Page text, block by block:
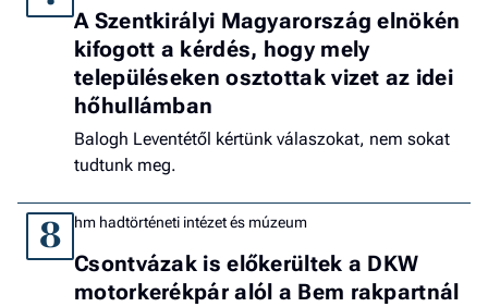
A Szentkirályi Magyarország elnökén
kifogott a kérdés, hogy mely
településeken osztottak vizet az idei
hőhullámban
Balogh Leventétől kértünk válaszokat, nem sokat
tudtunk meg.
8 hm hadtörténeti intézet és múzeum
Csontvázak is előkerültek a DKW
motorkerékpár alól a Bem rakpartnál